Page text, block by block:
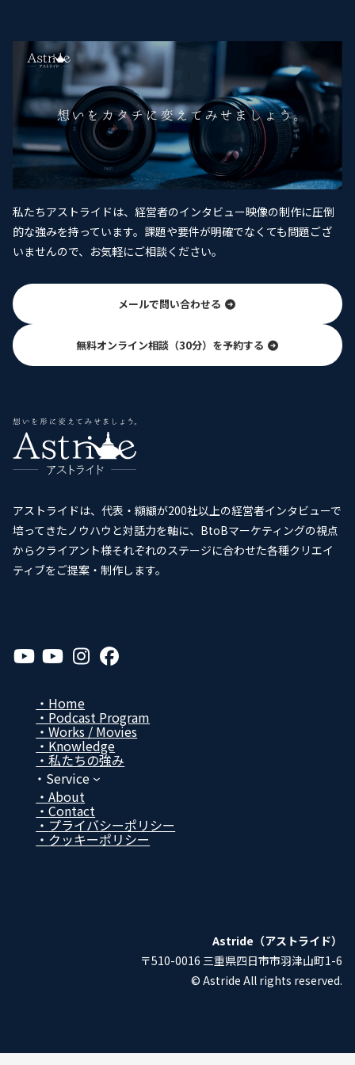
私たちアストライドは、経営者のインタビュー映像の制作に圧倒
的な強みを持っています。課題や要件が明確でなくても問題ござ
いませんので、お気軽にご相談ください。
メールで問い合わせる
無料オンライン相談（30分）を予約する
アストライドは、代表・纐纈が200社以上の経営者インタビューで
培ってきたノウハウと対話力を軸に、BtoBマーケティングの視点
からクライアント様それぞれのステージに合わせた各種クリエイ
ティブをご提案・制作します。
ア
イ
ア
イ
リ
ン
ク
ア
イ
リ
ン
ク
ア
イ
ン
ク
Home
Podcast Program
Works / Movies
Know­ledge
私たちの強み
Service
About
Contact
プライバシーポリシー
クッキーポリシー
Astride（アストライド）
〒510-0016 三重県四日市市羽津山町1-6
© Astride All rights reserved.